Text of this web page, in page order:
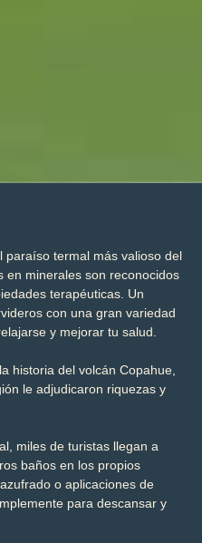
paraíso termal más valioso del
en minerales son reconocidos
terapéuticas. Un
con una gran variedad
y mejorar tu salud.
historia del volcán Copahue,
le adjudicaron riquezas y
miles de turistas llegan a
baños en los propios
o aplicaciones de
para descansar y